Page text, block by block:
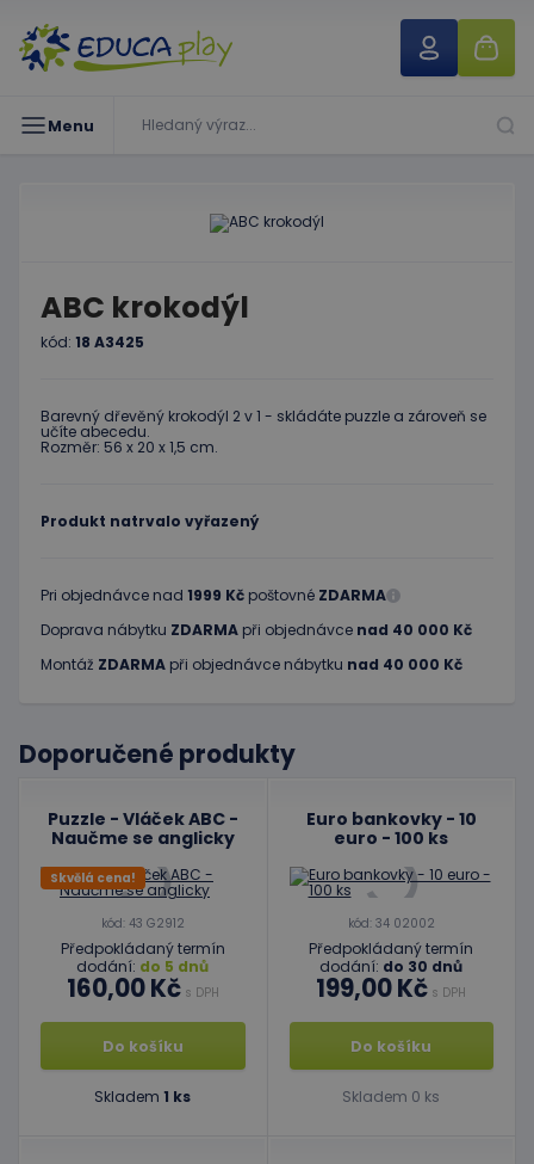
Menu
ABC krokodýl
kód: 18 A3425
Barevný dřevěný krokodýl 2 v 1 - skládáte puzzle a zároveň se
učíte abecedu.
Rozměr: 56 x 20 x 1,5 cm.
Produkt natrvalo vyřazený
Pri objednávce nad 1999 Kč poštovné ZDARMA
Doprava nábytku ZDARMA při objednávce nad 40 000 Kč
Montáž ZDARMA při objednávce nábytku nad 40 000 Kč
Doporučené produkty
Puzzle - Vláček ABC -
Naučme se anglicky
Skvělá cena!
kód: 43 G2912
Předpokládaný termín
dodání: do 5 dnů
160,00 Kčs DPH
Do košíku
Skladem 1 ks
Euro bankovky - 10
euro - 100 ks
kód: 34 02002
Předpokládaný termín
dodání: do 30 dnů
199,00 Kč s DPH
Do košíku
Skladem 0 ks